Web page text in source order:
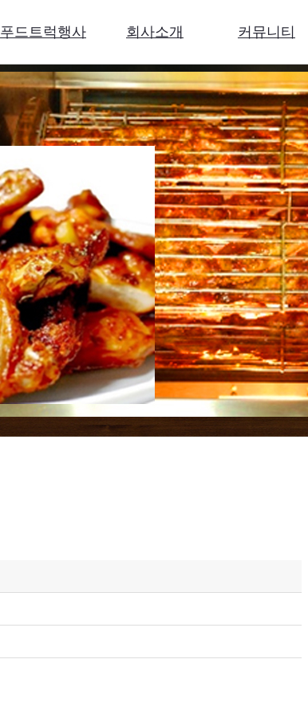
푸드트럭행사 회사소개 커뮤니티